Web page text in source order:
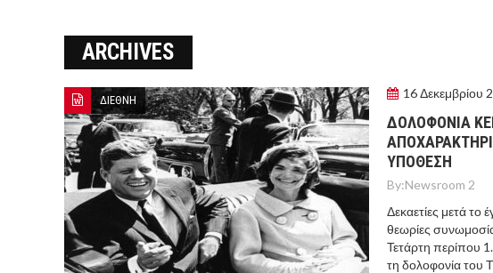
ARCHIVES
ΔΙΕΘΝΗ 16 Δεκεμβρίου
ΔΟΛΟΦΟΝΙΑ
ΥΠΟΘΕΣΗ
By:Newsroom 2
Δεκαετίες μετά το
θεωρίες
Τετάρτη περίπου
τη δολοφονία του